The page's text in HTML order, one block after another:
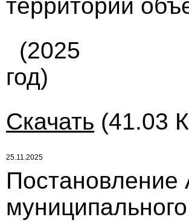
территории
(2025
год)
Скачать (41.03
25.11.2025
Постановление